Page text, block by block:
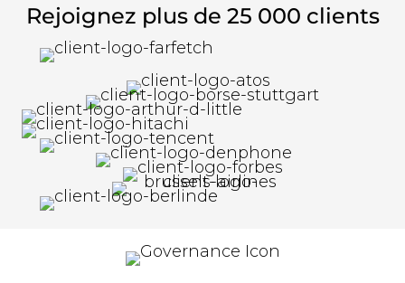
Rejoignez plus de 25 000 clients